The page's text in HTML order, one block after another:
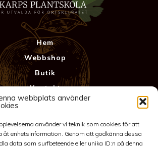
webbplats använder
använder vi teknik som cookies för att
åt enhetsinformation. Genom att godkänna dessa
data som surfbeteende eller unika ID:n på denna
Hem
Webbshop
Butik
Kontakt
Anläggning
Integritetspolicy